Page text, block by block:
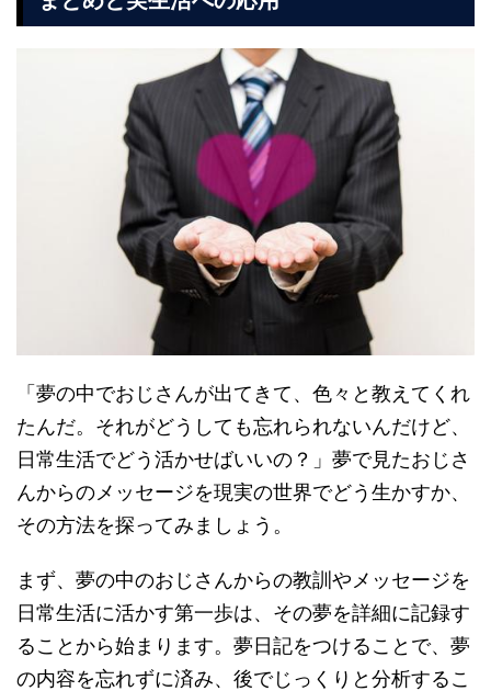
「夢の中でおじさんが出てきて、色々と教えてくれ
たんだ。それがどうしても忘れられないんだけど、
日常生活でどう活かせばいいの？」夢で見たおじさ
んからのメッセージを現実の世界でどう生かすか、
その方法を探ってみましょう。
まず、夢の中のおじさんからの教訓やメッセージを
日常生活に活かす第一歩は、その夢を詳細に記録す
ることから始まります。夢日記をつけることで、夢
の内容を忘れずに済み、後でじっくりと分析するこ